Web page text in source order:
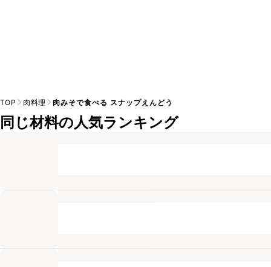
TOP 肉料理 肉みそで食べる スナップえんどう
同じ材料の人気ランキング